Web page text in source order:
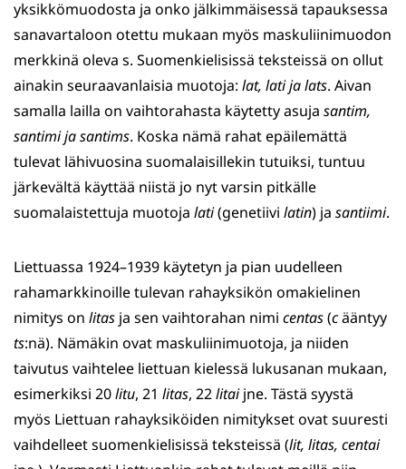
yksikkömuodosta ja onko jälkimmäisessä tapauksessa
sanavartaloon otettu mukaan myös maskuliinimuodon
merkkinä oleva s. Suomenkielisissä teksteissä on ollut
ainakin seuraavanlaisia muotoja: lat, lati ja lats. Aivan
samalla lailla on vaihtorahasta käytetty asuja santim,
santimi ja santims. Koska nämä rahat epäilemättä
tulevat lähivuosina suomalaisillekin tutuiksi, tuntuu
järkevältä käyttää niistä jo nyt varsin pitkälle
suomalaistettuja muotoja lati(genetiivi latin) ja santiimi.
Liettuassa 1924–1939 käytetyn ja pian uudelleen
rahamarkkinoille tulevan rahayksikön omakielinen
nimitys on litas ja sen vaihtorahan nimi centas(cääntyy
ts:nä). Nämäkin ovat maskuliinimuotoja, ja niiden
taivutus vaihtelee liettuan kielessä lukusanan mukaan,
esimerkiksi 20litu, 21 litas, 22litaijne. Tästä syystä
myös Liettuan rahayksiköiden nimitykset ovat suuresti
vaihdelleet suomenkielisissä teksteissä (lit, litas, centai